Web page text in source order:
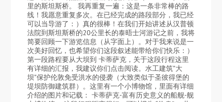
里的斯坦斯桥。 我再重复一遍：这是一条非常棒的路
线！我愿意重复多次。在已经完成的路段部分，我已经
可以当导游了：）真的很棒！在我们开始讲述从汉普顿
法院到斯坦斯桥的20公里长的泰晤士河游记之前，我将
简要回顾一下游览信息（从字面上）。对于我来说是一
次美好回忆，也希望你们这段叙述能带给你们快乐：）
第一段路程要从大坝到 卡蒂萨克，关于这段行程这里
有详细的汇报，我建议你们点击阅读。水工建筑”大
坝”保护伦敦免受洪水的侵袭（大致类似于圣彼得堡的
堤坝防御建筑群）。这里有一个小博物馆，里面有详细
介绍的图片和记载： 卡蒂萨克-富有历史意义的船舰-舰